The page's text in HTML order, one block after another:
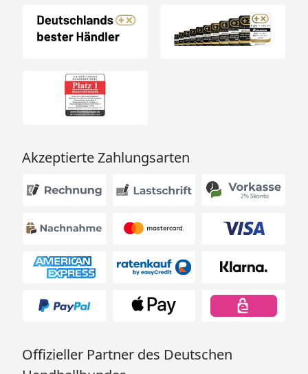
Akzeptierte Zahlungsarten
Offizieller Partner des Deutschen